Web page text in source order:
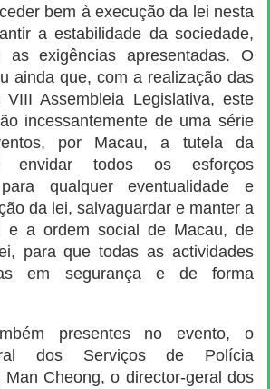
bem à execução da lei nesta
a estabilidade da sociedade,
exigências apresentadas. O
ainda que, com a realização das
Assembleia Legislativa, este
incessantemente de uma série
por Macau, a tutela da
envidar todos os esforços
qualquer eventualidade e
da lei, salvaguardar e manter a
e a ordem social de Macau, de
para que todas as actividades
em segurança e de forma
presentes no evento, o
dos Serviços de Polícia
Man Cheong, o director-geral dos